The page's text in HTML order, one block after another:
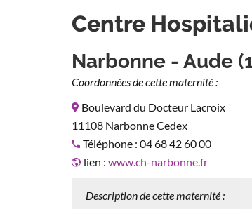
Centre
Narbonne - Aude
Coordonnées de cette maternité :
Boulevard du Docteur Lacroix
11108 Narbonne Cedex
Téléphone : 04 68 42 60 00
lien : www.ch-narbonne.fr
Description de cette maternité :